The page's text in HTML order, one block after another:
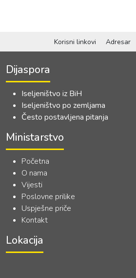
Korisni linkovi Adresar
Dijaspora
Iseljeništvo iz BiH
Iseljeništvo po zemljama
Često postavljena pitanja
Ministarstvo
Početna
O nama
Vijesti
Poslovne prilike
Uspješne priče
Kontakt
Lokacija